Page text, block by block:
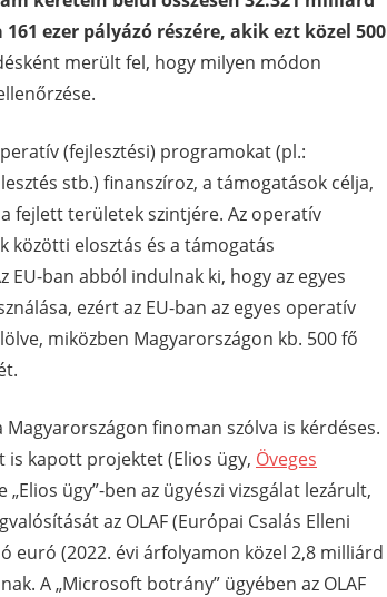
ezer pályázó részére, akik ezt közel 500
merült fel, hogy milyen módon
(fejlesztési) programokat (pl.:
stb.) finanszíroz, a támogatások célja,
fejlett területek szintjére. Az operatív
elosztás és a támogatás
EU-ban abból indulnak ki, hogy az egyes
ezért az EU-ban az egyes operatív
miközben Magyarországon kb. 500 fő
finoman szólva is kérdéses.
is kapott projektet (Elios ügy, Öveges
ügy”-ben az ügyészi vizsgálat lezárult,
az OLAF (Európai Csalás Elleni
euró (2022. évi árfolyamon közel 2,8 milliárd
A „Microsoft botrány” ügyében az OLAF